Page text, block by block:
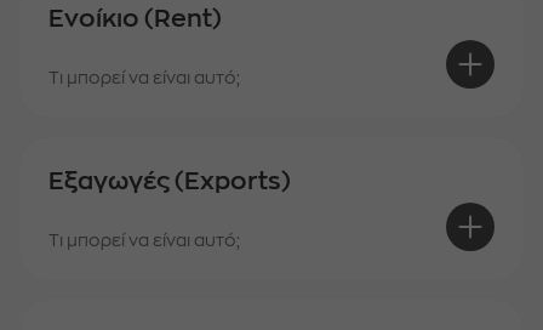
Ενοίκιο (Rent)
Τι μπορεί να είναι αυτό;
Εξαγωγές (Exports)
Τι μπορεί να είναι αυτό;